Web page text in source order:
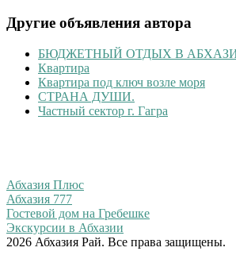
Другие объявления автора
БЮДЖЕТНЫЙ ОТДЫХ В
Квартира
Квартира под ключ возле моря
СТРАНА ДУШИ.
Частный сектор г. Гагра
Абхазия Плюс
Абхазия 777
Гостевой дом на Гребешке
Экскурсии в Абхазии
2026 Абхазия Рай. Все права защищены.